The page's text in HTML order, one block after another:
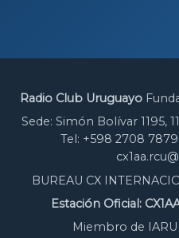
Radio Club Uruguayo
Sede: Simón Bolívar 1195,
Tel: +598 2708
BUREAU CX
Estación Oficial:
Miembro de